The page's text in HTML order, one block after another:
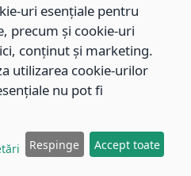
de cost pentru serviciile
de Asistență Socială
H.C.L. nr. 91 din 09.02.2018,
uri esențiale pentru
precum și cookie-uri
conținut și marketing.
utilizarea cookie-urilor
nu pot fi
Respinge Accept toate